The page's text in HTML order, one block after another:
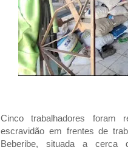
Cinco trabalhadores foram
escravidão em frentes de
Beberibe, situada a cerca